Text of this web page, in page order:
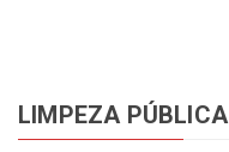
LIMPEZA PÚBLICA